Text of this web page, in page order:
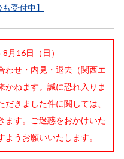
受付中】
月16日（日）
わせ・内見・退去（関西エ
かねます。誠に恐れ入りま
きました件に関しては、
ます。ご迷惑をおかけいた
うお願いいたします。